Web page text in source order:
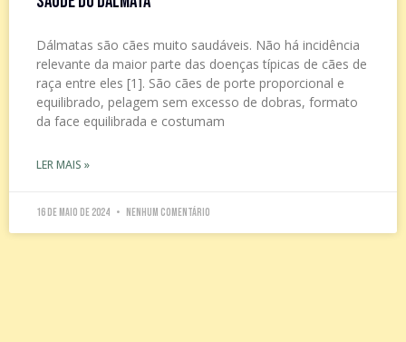
Dálmatas são cães muito saudáveis. Não há incidência
relevante da maior parte das doenças típicas de cães de
raça entre eles [1]. São cães de porte proporcional e
equilibrado, pelagem sem excesso de dobras, formato
da face equilibrada e costumam
LER MAIS »
16 de maio de 2024 Nenhum comentário